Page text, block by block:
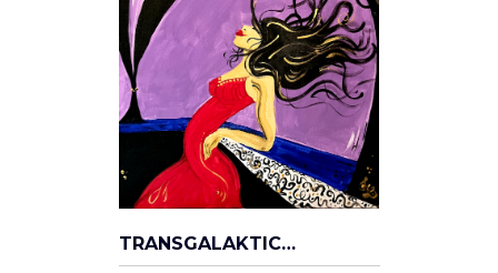
TRANSGALAKTICKÁ